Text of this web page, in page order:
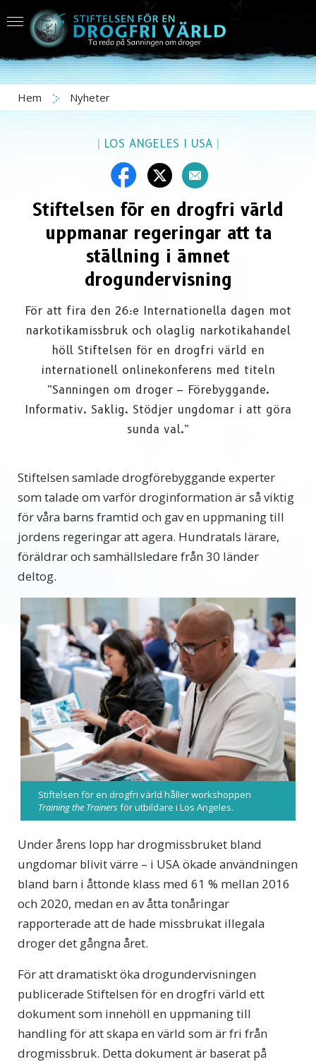
Hem Nyheter
| LOS ANGELES I USA |
Stiftelsen för en drogfri värld
uppmanar regeringar att ta
ställning i ämnet
drogundervisning
För att fira den 26:e Internationella dagen mot
narkotikamissbruk och olaglig narkotikahandel
höll Stiftelsen för en drogfri värld en
internationell onlinekonferens med titeln
”Sanningen om droger – Förebyggande.
Informativ. Saklig. Stödjer ungdomar i att göra
sunda val.”
Stiftelsen samlade drogförebyggande experter
som talade om varför droginformation är så viktig
för våra barns framtid och gav en uppmaning till
jordens regeringar att agera. Hundratals lärare,
föräldrar och samhällsledare från 30 länder
deltog.
Stiftelsen för en drogfri värld håller workshoppen
Training the Trainersför utbildare i Los Angeles.
Under årens lopp har drogmissbruket bland
ungdomar blivit värre – i USA ökade användningen
bland barn i åttonde klass med 61 % mellan 2016
och 2020, medan en av åtta tonåringar
rapporterade att de hade missbrukat illegala
droger det gångna året.
För att dramatiskt öka drogundervisningen
publicerade Stiftelsen för en drogfri värld ett
dokument som innehöll en uppmaning till
handling för att skapa en värld som är fri från
drogmissbruk. Detta dokument är baserat på